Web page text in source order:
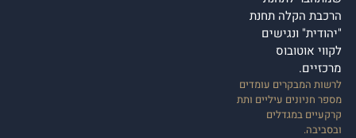
הרכבת הקלה תחנת
"יהודית" ונגישים
לקווי אוטובוס
מרכזיים.
לרשות המבקרים עומדים
מספר חניונים עיליים ותת
קרקעיים במגדלים
ובסביבה.